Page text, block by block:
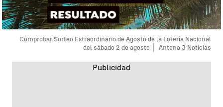
Comprobar Sorteo Extraordinario de Agosto de la Lotería Nacional
del sábado 2 de agosto
Antena 3 Noticias